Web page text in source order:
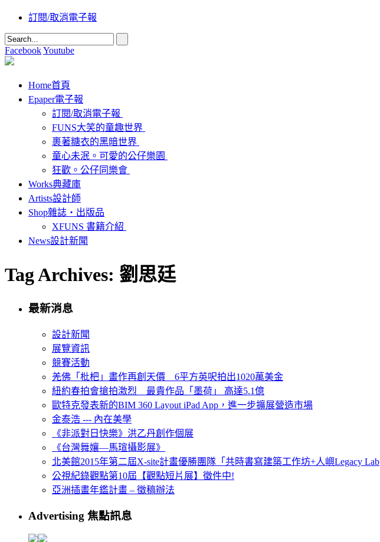
訂閱/取消電子報
FacebookYoutube
Home首頁
Epaper電子報
訂閱/取消電子報
FUNS大笑的童趣世界
裹著糖衣的黑暗世界
童心未泯。可愛的公仔樂園
狂歡。公仔同樂會
Works典藏庫
Artists設計師
Shop雜誌‧出版品
XFUNS 書籍介紹
News設計新聞
Tag Archives: 劉思廷
最新消息
設計新聞
展覽資訊
競賽活動
羌佛「枇杷」畫作再創天價 6平方英呎拍出1020萬美金
紐約春拍會搶拍激烈 最貴作品「墨荷」 高達5.1億
歐特克發表新的BIM 360 Layout iPad App，進一步擴展營造市場
金泰浩 --- 內在美學
《非派對日快樂》洪乙丹創作個展
《台灣舞孃—馬瑄攝影展》
北美館2015年第二屆X-site計畫優勝團隊「共時書寫建築工作坊+人嶼Legacy Lab
公視紀錄觀點第10屆【觀點短片展】徵件中!
亞洲插畫年鑑計畫 – 徵稿辦法
Advertising 焦點訊息